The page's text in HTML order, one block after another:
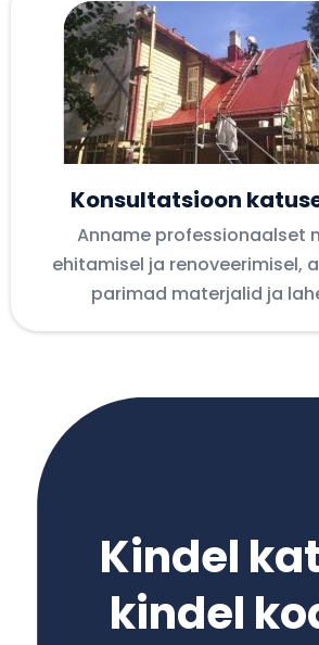
Konsultatsioon
Anname professionaalset
ehitamisel ja renoveerimisel,
parimad materjalid ja
Kindel
kindel